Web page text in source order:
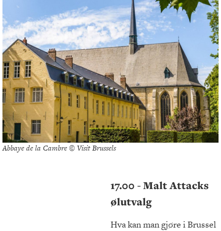
Abbaye de la Cambre © Visit Brussels
17.00 - Malt Attacks
ølutvalg
Hva kan man gjøre i Brussel